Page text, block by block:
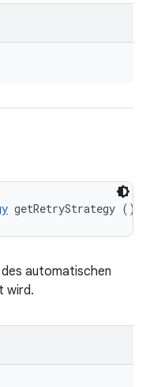
getRetryStrategy ()
automatischen
wird.